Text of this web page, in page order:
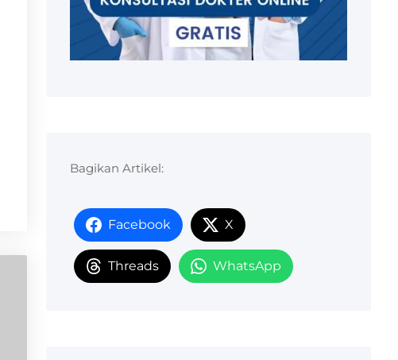
Bagikan Artikel:
Facebook X
Threads WhatsApp